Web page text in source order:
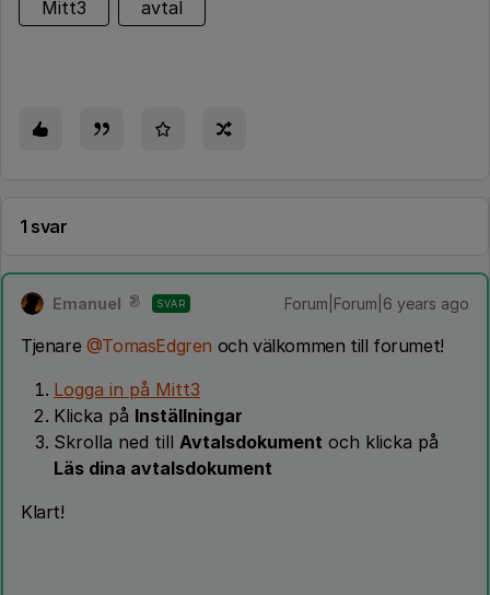
Mitt3 avtal
1 svar
Emanuel SVAR Forum|Forum|6 years ago
Tjenare @TomasEdgren och välkommen till forumet!
Logga in på Mitt3
Klicka på Inställningar
Skrolla ned till Avtalsdokument och klicka på
Läs dina avtalsdokument
Klart!